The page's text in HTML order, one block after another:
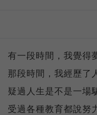
有一段時間，我覺得
那段時間，我經歷了
疑過人生是不是一場
受過各種教育都說努